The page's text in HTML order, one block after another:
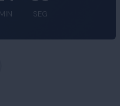
MIN SEG